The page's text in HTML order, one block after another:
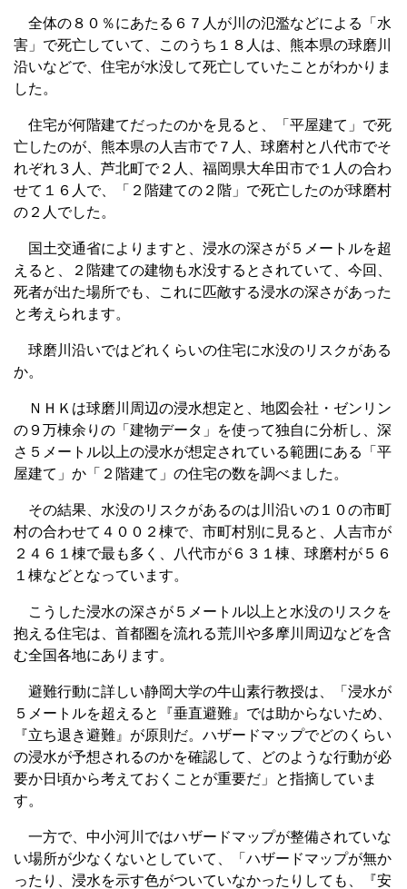
全体の８０％にあたる６７人が川の氾濫などによる「水
害」で死亡していて、このうち１８人は、熊本県の球磨川
沿いなどで、住宅が水没して死亡していたことがわかりま
した。
住宅が何階建てだったのかを見ると、「平屋建て」で死
亡したのが、熊本県の人吉市で７人、球磨村と八代市でそ
れぞれ３人、芦北町で２人、福岡県大牟田市で１人の合わ
せて１６人で、「２階建ての２階」で死亡したのが球磨村
の２人でした。
国土交通省によりますと、浸水の深さが５メートルを超
えると、２階建ての建物も水没するとされていて、今回、
死者が出た場所でも、これに匹敵する浸水の深さがあった
と考えられます。
球磨川沿いではどれくらいの住宅に水没のリスクがある
か。
ＮＨＫは球磨川周辺の浸水想定と、地図会社・ゼンリン
の９万棟余りの「建物データ」を使って独自に分析し、深
さ５メートル以上の浸水が想定されている範囲にある「平
屋建て」か「２階建て」の住宅の数を調べました。
その結果、水没のリスクがあるのは川沿いの１０の市町
村の合わせて４００２棟で、市町村別に見ると、人吉市が
２４６１棟で最も多く、八代市が６３１棟、球磨村が５６
１棟などとなっています。
こうした浸水の深さが５メートル以上と水没のリスクを
抱える住宅は、首都圏を流れる荒川や多摩川周辺などを含
む全国各地にあります。
避難行動に詳しい静岡大学の牛山素行教授は、「浸水が
５メートルを超えると『垂直避難』では助からないため、
『立ち退き避難』が原則だ。ハザードマップでどのくらい
の浸水が予想されるのかを確認して、どのような行動が必
要か日頃から考えておくことが重要だ」と指摘していま
す。
一方で、中小河川ではハザードマップが整備されていな
い場所が少なくないとしていて、「ハザードマップが無か
ったり、浸水を示す色がついていなかったりしても、『安